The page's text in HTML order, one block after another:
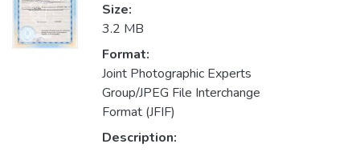
Size:
3.2 MB
Format:
Joint Photographic Experts
Group/JPEG File Interchange
Format (JFIF)
Description: